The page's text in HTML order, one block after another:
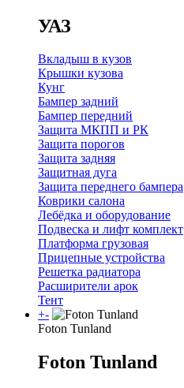
УАЗ
Вкладыш в кузов
Крышки кузова
Кунг
Бампер задний
Бампер передний
Защита МКПП и РК
Защита порогов
Защита задняя
Защитная дуга
Защита переднего бампера
Коврики салона
Лебёдка и оборудование
Подвеска и лифт комплект
Платформа грузовая
Прицепные устройства
Решетка радиатора
Расширители арок
Тент
+-
Foton Tunland
Foton Tunland